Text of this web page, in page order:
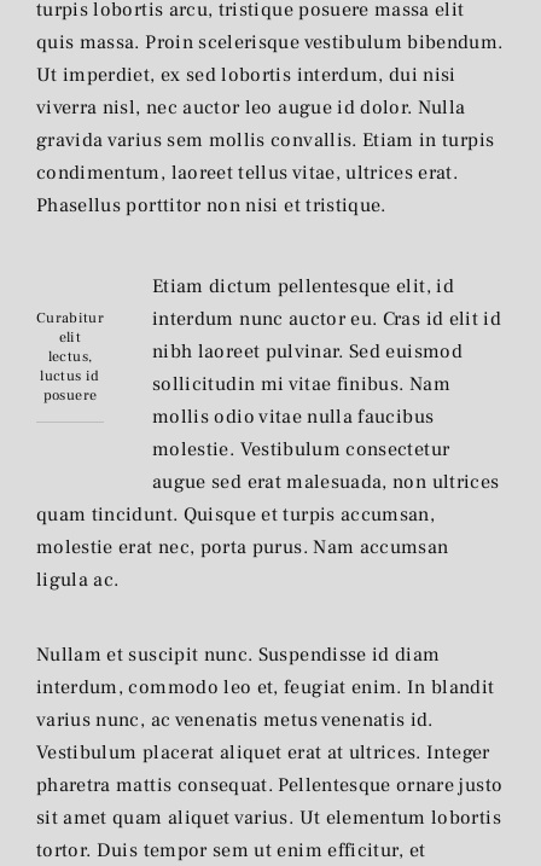
turpis lobortis arcu, tristique posuere massa elit
quis massa. Proin scelerisque vestibulum bibendum.
Ut imperdiet, ex sed lobortis interdum, dui nisi
viverra nisl, nec auctor leo augue id dolor. Nulla
gravida varius sem mollis convallis. Etiam in turpis
condimentum, laoreet tellus vitae, ultrices erat.
Phasellus porttitor non nisi et tristique.
Curabitur
elit
lectus,
luctus id
posuere
Etiam dictum pellentesque elit, id
interdum nunc auctor eu. Cras id elit id
nibh laoreet pulvinar. Sed euismod
sollicitudin mi vitae finibus. Nam
mollis odio vitae nulla faucibus
molestie. Vestibulum consectetur
augue sed erat malesuada, non ultrices
quam tincidunt. Quisque et turpis accumsan,
molestie erat nec, porta purus. Nam accumsan
ligula ac.
Nullam et suscipit nunc. Suspendisse id diam
interdum, commodo leo et, feugiat enim. In blandit
varius nunc, ac venenatis metus venenatis id.
Vestibulum placerat aliquet erat at ultrices. Integer
pharetra mattis consequat. Pellentesque ornare justo
sit amet quam aliquet varius. Ut elementum lobortis
tortor. Duis tempor sem ut enim efficitur, et